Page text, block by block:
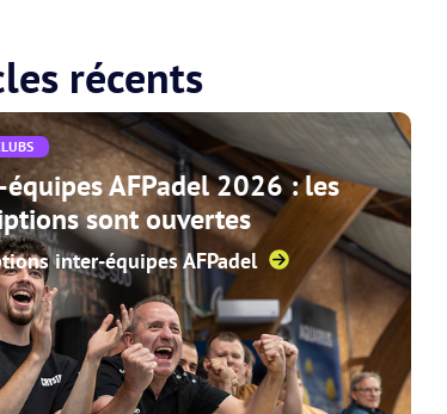
récents
AFPadel 2026 : les
sont ouvertes
inter-équipes AFPadel